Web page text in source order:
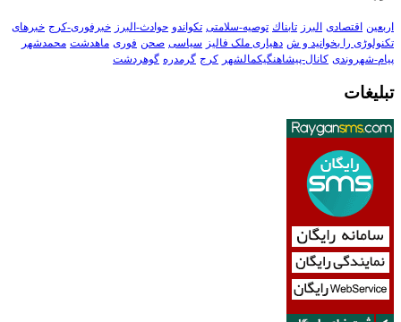
اربعین اقتصادی البرز تابناك توصیه-سلامتی تکواندو حوادث-البرز خبرفوری-کرج خبرهای
تکنولوڑی را بخوانید و ش دهیاری ملک فالیز سیاسی صحن فوری ماهدشت محمدشهر
پیام-شهروندی کانال-پیشاهنگیکمالشهر کرج گرمدره گوهردشت
تبلیغات